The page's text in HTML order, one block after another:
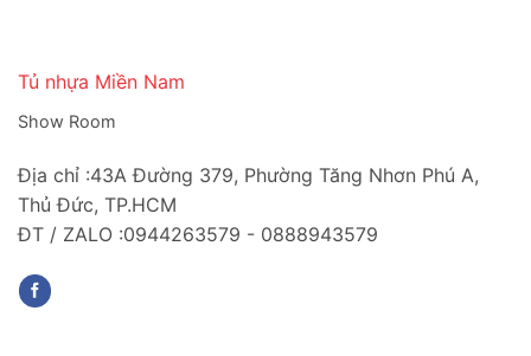
Tủ nhựa Miền Nam
Show Room
Địa chỉ :43A Đường 379, Phường Tăng Nhơn Phú A,
Thủ Đức, TP.HCM
ĐT / ZALO :0944263579 - 0888943579